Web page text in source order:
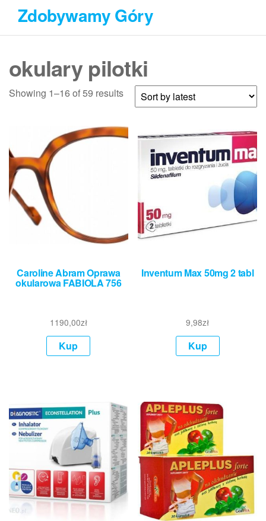
Przejdź
treści
Zdobywamy Góry
okulary pilotki
Showing 1–16 of 59 results
Caroline Abram Oprawa
okularowa FABIOLA 756
1190,00zł
Kup
Inventum Max 50mg 2 tabl
9,98zł
Kup